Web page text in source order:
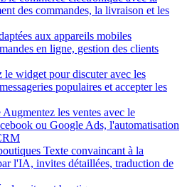
des commandes, la livraison et les
aux appareils mobiles
en ligne, gestion des clients
le widget pour discuter avec les
populaires et accepter les
Augmentez les ventes avec le
ou Google Ads, l'automatisation
Texte convaincant à la
l'IA, invites détaillées, traduction de